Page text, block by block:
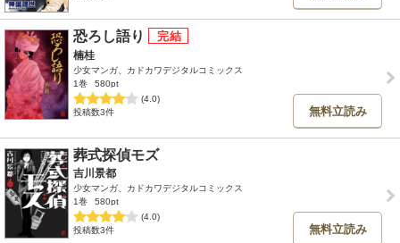
恐ろし語り
楠桂
少女マンガ、カドカワデジタルコミックス
1巻
580pt
(4.0)
投稿数3件
無料立読み
葬式探偵モズ
吉川景都
少女マンガ、カドカワデジタルコミックス
1巻
580pt
(4.0)
投稿数3件
無料立読み